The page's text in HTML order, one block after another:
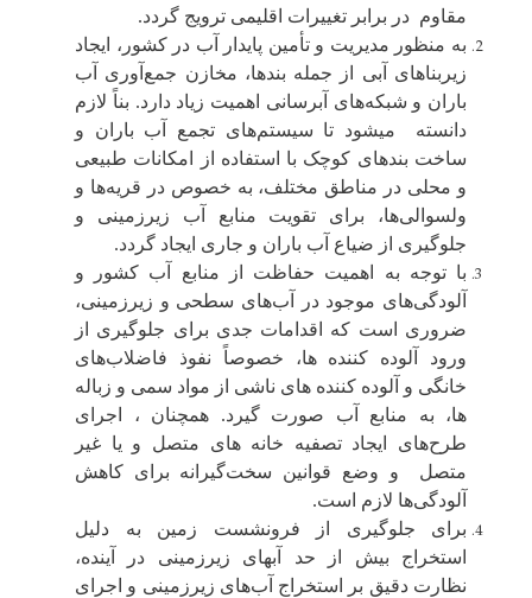
مقاوم در برابر تغییرات اقلیمی ترویج گردد.
به منظور مدیریت و تأمین پایدار آب در کشور، ایجاد
زیربناهای آبی از جمله بندها، مخازن جمع‌آوری آب
باران و شبکه‌های آبرسانی اهمیت زیاد دارد. بناً لازم
دانسته میشود تا سیستم‌های تجمع آب باران و
ساخت بندهای کوچک با استفاده از امکانات طبیعی
و محلی در مناطق مختلف، به خصوص در قریه‌ها و
ولسوالی‌ها، برای تقویت منابع آب زیرزمینی و
جلوگیری از ضیاع آب باران و جاری ایجاد گردد.
با توجه به اهمیت حفاظت از منابع آب کشور و
آلودگی‌های موجود در آب‌های سطحی و زیرزمینی،
ضروری است که اقدامات جدی برای جلوگیری از
ورود آلوده کننده ها، خصوصاً نفوذ فاضلاب‌های
خانگی و آلوده کننده های ناشی از مواد سمی و زباله
ها، به منابع آب صورت گیرد. همچنان ، اجرای
طرح‌های ایجاد تصفیه خانه های متصل و یا غیر
متصل و وضع قوانین سخت‌گیرانه برای کاهش
آلودگی‌ها لازم است.
برای جلوگیری از فرونشست زمین به دلیل
استخراج بیش از حد آبهای زیرزمینی در آینده،
نظارت دقیق بر استخراج آب‌های زیرزمینی و اجرای